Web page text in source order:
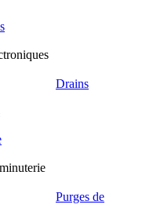
Drains
Purges de